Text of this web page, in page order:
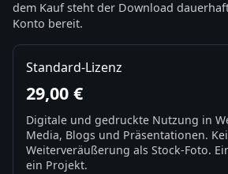
dem Kauf steht der Download
Konto bereit.
Standard-Lizenz
29,00 €
Digitale und gedruckte Nutzung in
Media, Blogs und Präsentationen.
Weiterveräußerung als Stock-Foto.
ein Projekt.